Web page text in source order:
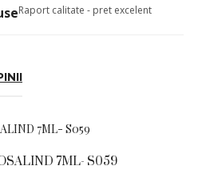
Raport calitate - pret excelent
7ML- S059
7ML- S059